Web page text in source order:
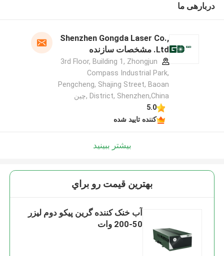
دربارهی ما
Shenzhen Gongda Laser Co.,
Ltd. مشخصات سازنده
3rd Floor, Building 1, Zhongjun
Compass Industrial Park,
Pengcheng, Shajing Street, Baoan
District, Shenzhen,China ,چین
5.0
کننده تایید شده
بیشتر ببینید
بهترين قيمت رو براي
آب خنک کننده گرین پیکو دوم لیزر
50-200 وات